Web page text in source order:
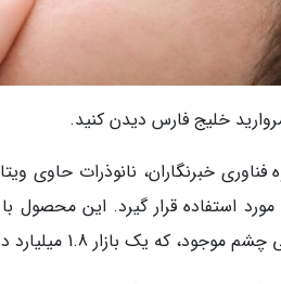
خلیج فارس دیدن کنید.
1.8 میلیارد دلاری در آمریکا در اختیار دارد، رقابت خواهد نمود.